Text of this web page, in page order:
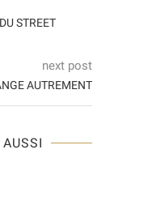
STREET
next post
AUTREMENT